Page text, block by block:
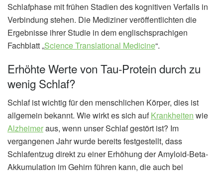
Schlafphase mit frühen Stadien des kognitiven Verfalls in
Verbindung stehen. Die Mediziner veröffentlichten die
Ergebnisse ihrer Studie in dem englischsprachigen
Fachblatt „Science Translational Medicine“.
Erhöhte Werte von Tau-Protein durch zu
wenig Schlaf?
Schlaf ist wichtig für den menschlichen Körper, dies ist
allgemein bekannt. Wie wirkt es sich aufKrankheiten wie
Alzheimeraus, wenn unser Schlaf gestört ist? Im
vergangenen Jahr wurde bereits festgestellt, dass
Schlafentzug direkt zu einer Erhöhung der Amyloid-Beta-
Akkumulation im Gehirn führen kann, die auch bei